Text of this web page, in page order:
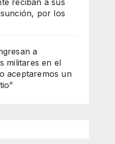
reciban a sus
por los
a
militares en el
aceptaremos un